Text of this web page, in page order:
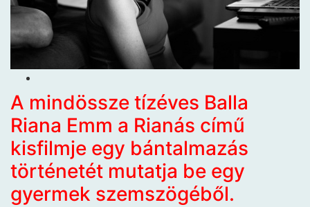
A mindössze tízéves Balla
Riana Emm a Rianás című
kisfilmje egy bántalmazás
történetét mutatja be egy
gyermek szemszögéből.